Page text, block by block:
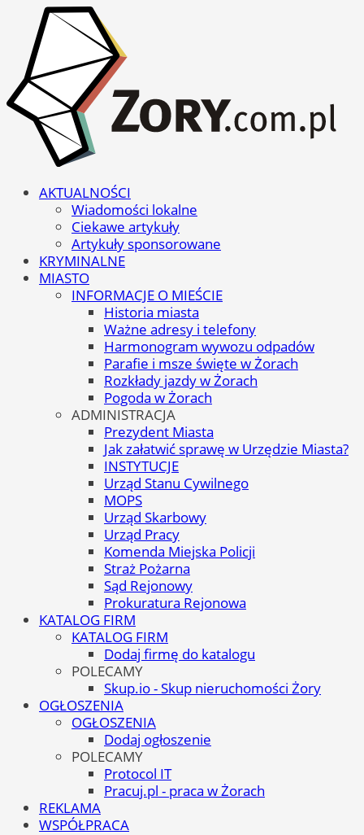
AKTUALNOŚCI
Wiadomości lokalne
Ciekawe artykuły
Artykuły sponsorowane
KRYMINALNE
MIASTO
INFORMACJE O MIEŚCIE
Historia miasta
Ważne adresy i telefony
Harmonogram wywozu odpadów
Parafie i msze święte w Żorach
Rozkłady jazdy w Żorach
Pogoda w Żorach
ADMINISTRACJA
Prezydent Miasta
Jak załatwić sprawę w Urzędzie Miasta?
INSTYTUCJE
Urząd Stanu Cywilnego
MOPS
Urząd Skarbowy
Urząd Pracy
Komenda Miejska Policji
Straż Pożarna
Sąd Rejonowy
Prokuratura Rejonowa
KATALOG FIRM
KATALOG FIRM
Dodaj firmę do katalogu
POLECAMY
Skup.io - Skup nieruchomości Żory
OGŁOSZENIA
OGŁOSZENIA
Dodaj ogłoszenie
POLECAMY
Protocol IT
Pracuj.pl - praca w Żorach
REKLAMA
WSPÓŁPRACA